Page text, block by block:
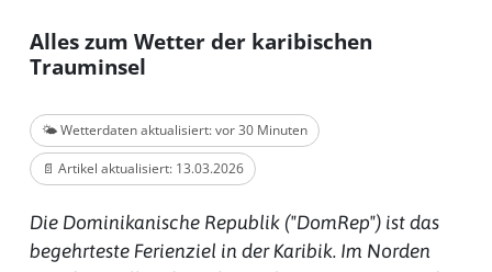
Alles zum Wetter der karibischen
Trauminsel
🌤️ Wetterdaten aktualisiert: vor 30 Minuten
📄 Artikel aktualisiert: 13.03.2026
Die Dominikanische Republik ("DomRep") ist das
begehrteste Ferienziel in der Karibik. Im Norden